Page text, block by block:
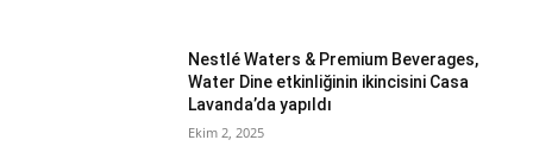
Nestlé Waters & Premium Beverages,
Water Dine etkinliğinin ikincisini Casa
Lavanda’da yapıldı
Ekim 2, 2025